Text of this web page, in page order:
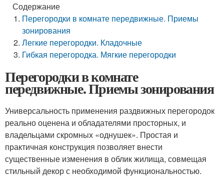
Содержание
Перегородки в комнате передвижные. Приемы
зонирования
Легкие перегородки. Кладочные
Гибкая перегородка. Мягкие перегородки
Перегородки в комнате
передвижные. Приемы зонирования
Универсальность применения раздвижных перегородок
реально оценена и обладателями просторных, и
владельцами скромных «однушек». Простая и
практичная конструкция позволяет внести
существенные изменения в облик жилища, совмещая
стильный декор с необходимой функциональностью.